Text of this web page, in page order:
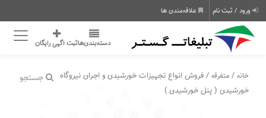
ورود / ثبت نام علاقه‌مندی ها
دسته‌بندی‌هاثبت اگهی رایگان
جستجو خانه /متفرقه / فروش انواع تجهیزات خورشیدی و اجرای نیروگاه
خورشیدی ( پنل خورشیدی )